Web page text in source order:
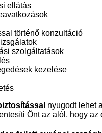
ellátás
történő konzultáció
szolgáltatások
kezelése
nyugodt lehet
Önt az alól, hogy